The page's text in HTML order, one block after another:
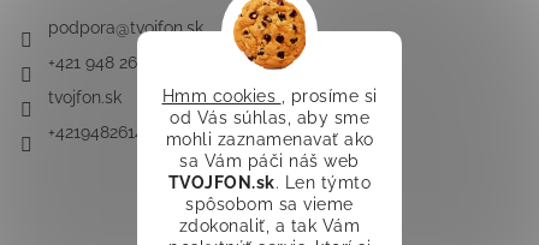
Hmm cookies
, prosíme si
od Vás súhlas, aby sme
mohli zaznamenavať ako
sa Vám páči náš web
TVOJFON.sk. Len týmto
spôsobom sa vieme
zdokonaliť, a tak Vám
podpora@tvojfon.sk
+421 948 261 491
tvojfon.sk
+421948261491